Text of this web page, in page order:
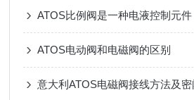
ATOS比例阀是一种电液控制元件
ATOS电动阀和电磁阀的区别
意大利ATOS电磁阀接线方法及